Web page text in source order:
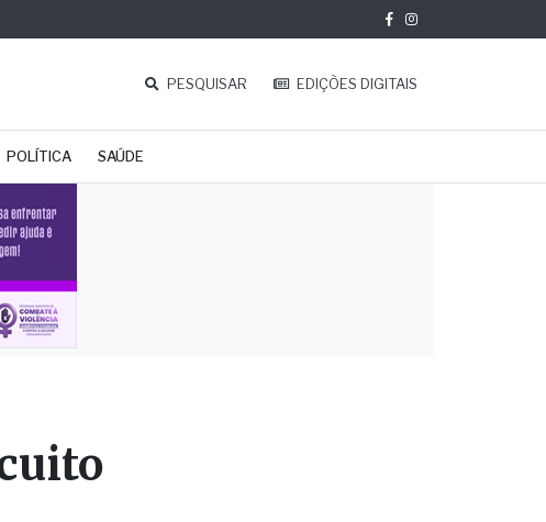
PESQUISAR EDIÇÕES DIGITAIS
POLÍTICA SAÚDE